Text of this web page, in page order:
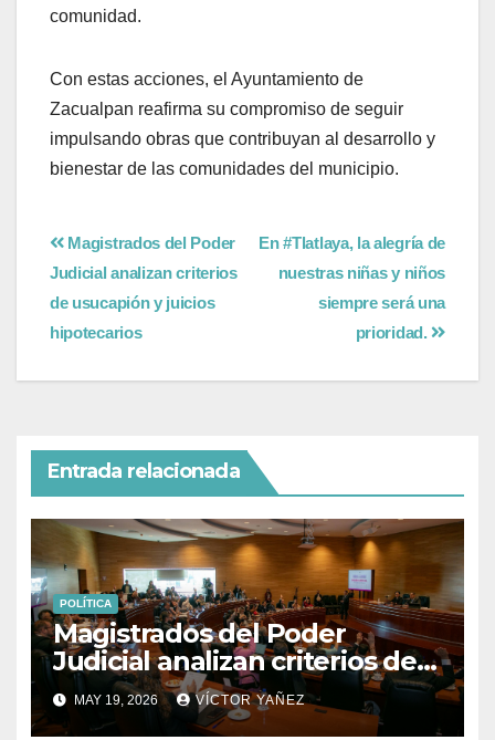
comunidad.
Con estas acciones, el Ayuntamiento de
Zacualpan reafirma su compromiso de seguir
impulsando obras que contribuyan al desarrollo y
bienestar de las comunidades del municipio.
En #Tlatlaya, la alegría de
nuestras niñas y niños
siempre será una
prioridad.
Magistrados del Poder
Judicial analizan criterios
de usucapión y juicios
hipotecarios
Entrada relacionada
POLÍTICA
Magistrados del Poder
Judicial analizan criterios de
usucapión y juicios
hipotecarios
MAY 19, 2026 VÍCTOR YAÑEZ